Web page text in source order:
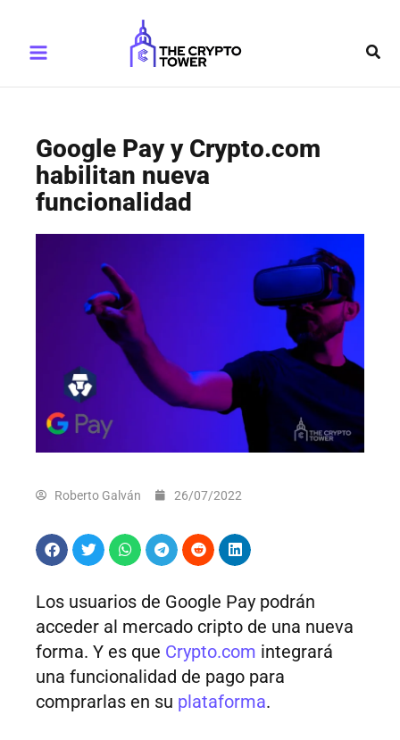
contenido
Menu
Google Pay y Crypto.com
habilitan nueva
funcionalidad
Roberto Galván 26/07/2022
Los usuarios de Google Pay podrán
acceder al mercado cripto de una nueva
forma. Y es que Crypto.com integrará
una funcionalidad de pago para
comprarlas en su plataforma.